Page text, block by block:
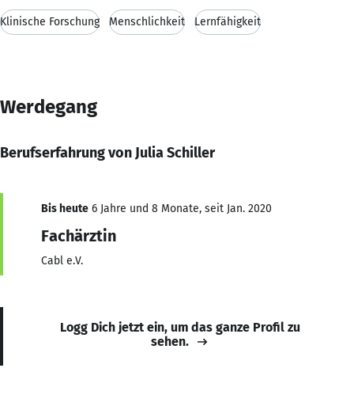
Klinische Forschung Menschlichkeit Lernfähigkeit
Werdegang
Berufserfahrung von Julia Schiller
Bis heute 6 Jahre und 8 Monate, seit Jan. 2020
Fachärztin
Cabl e.V.
Logg Dich jetzt ein, um das ganze Profil zu
sehen.